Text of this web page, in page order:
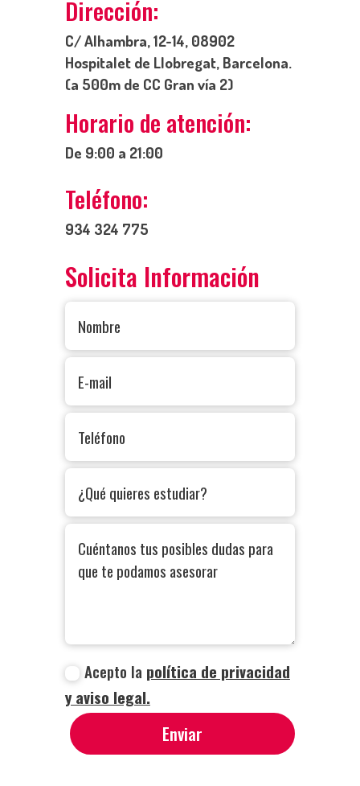
Dirección:
C/ Alhambra, 12-14, 08902
Hospitalet de Llobregat, Barcelona.
(a 500m de CC Gran vía 2)
Horario de atención:
De 9:00 a 21:00
Teléfono:
934 324 775
Solicita Información
Acepto la política de privacidad
y aviso legal.
Enviar